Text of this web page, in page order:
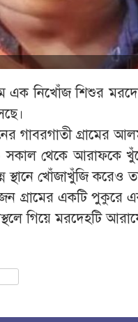
এক নিখোঁজ শিশুর
গাবরগাতী গ্রামের
সকাল থেকে আরাফকে
খোঁজাখুঁজি করেও
গ্রামের একটি পুকুরে
গিয়ে মরদেহটি